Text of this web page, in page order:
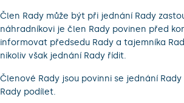
Člen Rady může být při jednání Rady
náhradníkovi je člen Rady povinen před
informovat předsedu Rady a tajemníka
nikoliv však jednání Rady řídit.
Členové Rady jsou povinni se jednání
Rady podílet.